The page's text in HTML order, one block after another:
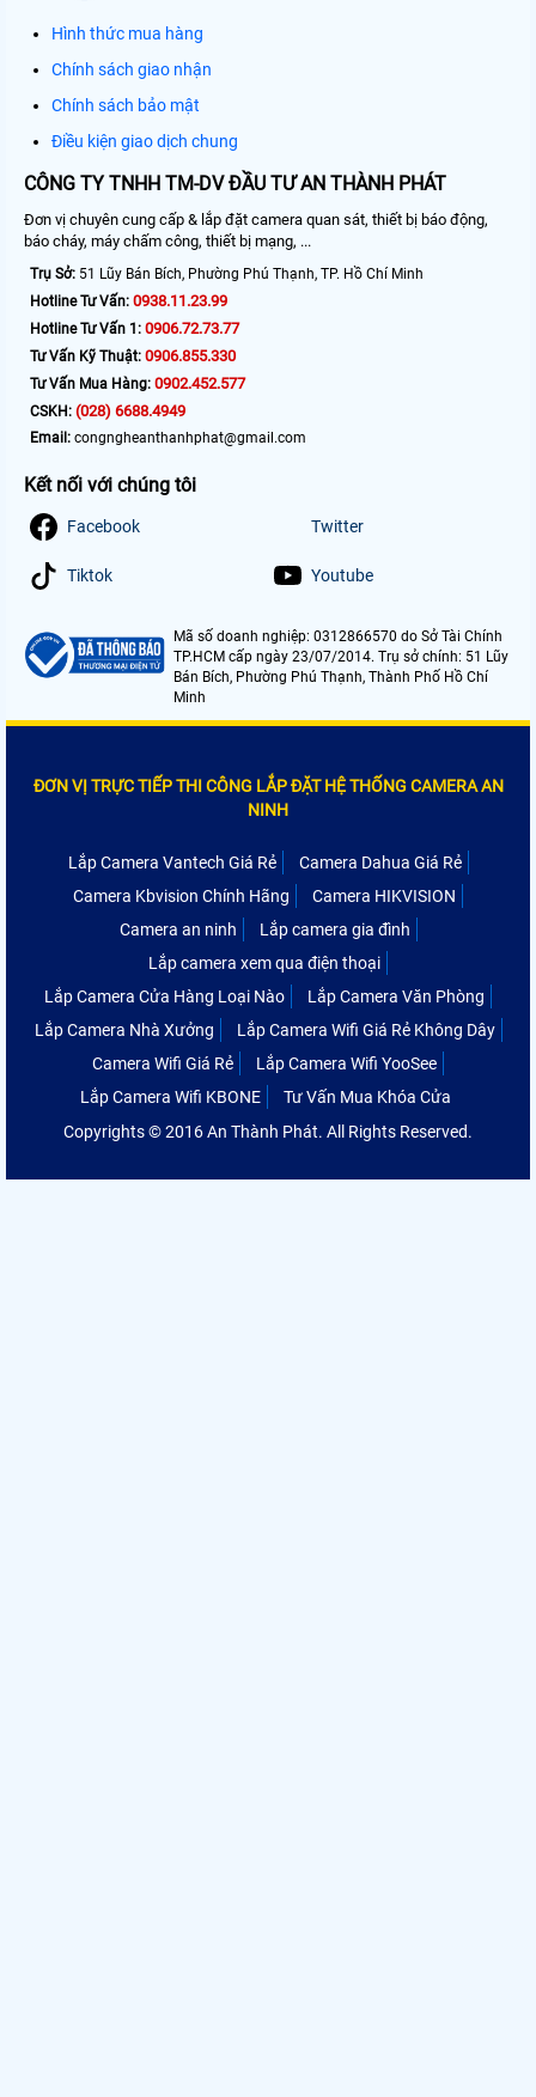
Hình thức mua hàng
Chính sách giao nhận
Chính sách bảo mật
Điều kiện giao dịch chung
CÔNG TY TNHH TM-DV ĐẦU TƯ AN THÀNH PHÁT
Đơn vị chuyên cung cấp & lắp đặt camera quan sát, thiết bị báo động,
báo cháy, máy chấm công, thiết bị mạng, ...
Trụ Sở: 51 Lũy Bán Bích, Phường Phú Thạnh, TP. Hồ Chí Minh
Hotline Tư Vấn: 0938.11.23.99
Hotline Tư Vấn 1: 0906.72.73.77
Tư Vấn Kỹ Thuật: 0906.855.330
Tư Vấn Mua Hàng: 0902.452.577
CSKH: (028) 6688.4949
Email: congngheanthanhphat@gmail.com
Kết nối với chúng tôi
Facebook Twitter
Tiktok Youtube
Mã số doanh nghiệp: 0312866570 do Sở Tài Chính
TP.HCM cấp ngày 23/07/2014. Trụ sở chính: 51 Lũy
Bán Bích, Phường Phú Thạnh, Thành Phố Hồ Chí
Minh
ĐƠN VỊ TRỰC TIẾP THI CÔNG LẮP ĐẶT HỆ THỐNG CAMERA AN
NINH
Lắp Camera Vantech Giá Rẻ
Camera Dahua Giá Rẻ
Camera Kbvision Chính Hãng
Camera HIKVISION
Camera an ninh
Lắp camera gia đình
Lắp camera xem qua điện thoại
Lắp Camera Cửa Hàng Loại Nào
Lắp Camera Văn Phòng
Lắp Camera Nhà Xưởng
Lắp Camera Wifi Giá Rẻ Không Dây
Camera Wifi Giá Rẻ
Lắp Camera Wifi YooSee
Lắp Camera Wifi KBONE
Tư Vấn Mua Khóa Cửa
Copyrights © 2016 An Thành Phát. All Rights Reserved.